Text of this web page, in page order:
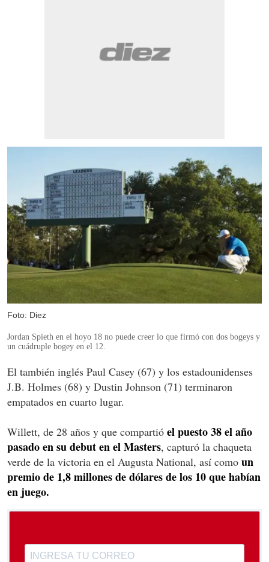
Foto: Diez
Jordan Spieth en el hoyo 18 no puede creer lo que firmó con dos bogeys y
un cuádruple bogey en el 12.
El también inglés Paul Casey (67) y los estadounidenses
J.B. Holmes (68) y Dustin Johnson (71) terminaron
empatados en cuarto lugar.
Willett, de 28 años y que compartió el puesto 38 el año
pasado en su debut en el Masters, capturó la chaqueta
verde de la victoria en el Augusta National, así como un
premio de 1,8 millones de dólares de los 10 que habían
en juego.